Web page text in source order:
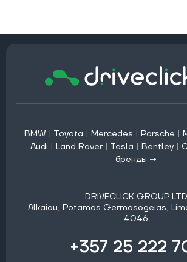
BMW | Toyota | Mercedes | Porsche |
Audi | Land Rover | Tesla | Bentley |
бренды →
DRIVECLICK GROUP LTD
Alkaiou, Potamos Germasogeias,
4046
+357 25 222